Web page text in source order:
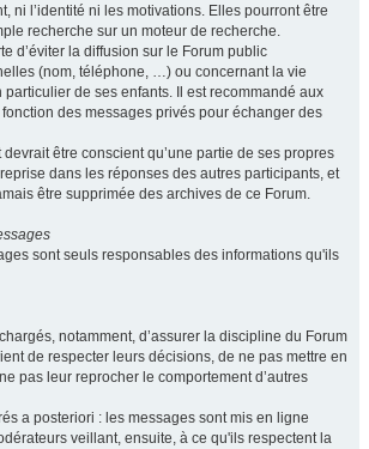
ni l’identité ni les motivations. Elles pourront être
recherche sur un moteur de recherche.
d’éviter la diffusion sur le Forum public
(nom, téléphone, …) ou concernant la vie
de ses enfants. Il est recommandé aux
des messages privés pour échanger des
devrait être conscient qu’une partie de ses propres
dans les réponses des autres participants, et
être supprimée des archives de ce Forum.
sont seuls responsables des informations qu'ils
notamment, d’assurer la discipline du Forum
de respecter leurs décisions, de ne pas mettre en
pas leur reprocher le comportement d’autres
a posteriori : les messages sont mis en ligne
veillant, ensuite, à ce qu'ils respectent la